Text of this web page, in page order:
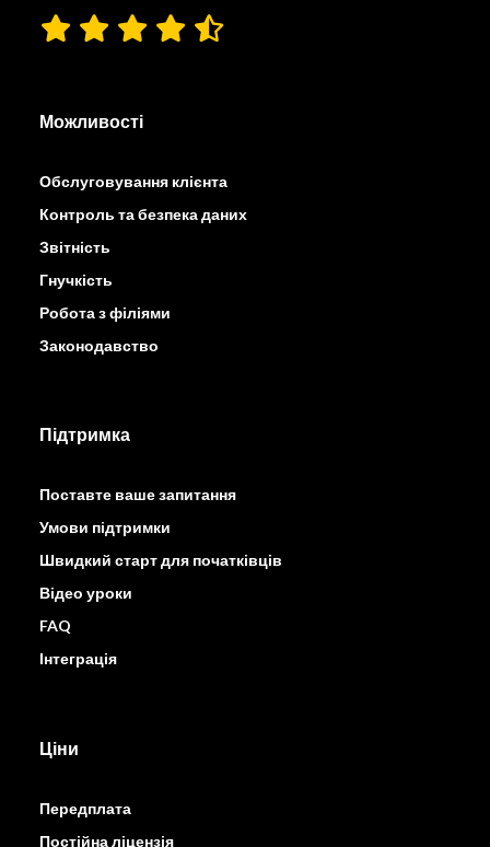
Можливості
Обслуговування клієнта
Контроль та безпека даних
Звітність
Гнучкість
Робота з філіями
Законодавство
Підтримка
Поставте ваше запитання
Умови підтримки
Швидкий старт для початківців
Відео уроки
FAQ
Інтеграція
Ціни
Передплата
Постійна ліцензія